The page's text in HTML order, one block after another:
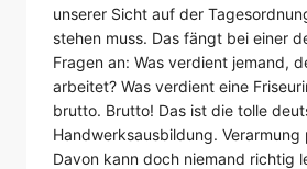
unserer Sicht auf der
stehen muss. Das fängt bei einer
Fragen an: Was verdient jemand,
arbeitet? Was verdient eine
brutto. Brutto! Das ist die tolle
Handwerksausbildung. Verarmung
Davon kann doch niemand richtig